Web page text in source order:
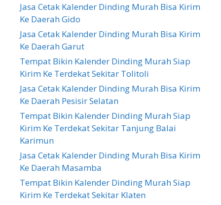
Jasa Cetak Kalender Dinding Murah Bisa Kirim
Ke Daerah Gido
Jasa Cetak Kalender Dinding Murah Bisa Kirim
Ke Daerah Garut
Tempat Bikin Kalender Dinding Murah Siap
Kirim Ke Terdekat Sekitar Tolitoli
Jasa Cetak Kalender Dinding Murah Bisa Kirim
Ke Daerah Pesisir Selatan
Tempat Bikin Kalender Dinding Murah Siap
Kirim Ke Terdekat Sekitar Tanjung Balai
Karimun
Jasa Cetak Kalender Dinding Murah Bisa Kirim
Ke Daerah Masamba
Tempat Bikin Kalender Dinding Murah Siap
Kirim Ke Terdekat Sekitar Klaten